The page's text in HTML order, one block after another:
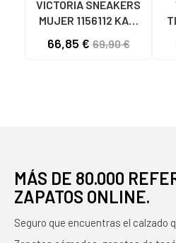
VICTORIA SNEAKERS
MUJER 1156112 KAKI
66,85 €69,90 €
MÁS DE 80.000
ZAPATOS ONLINE.
Seguro que encuentras el calzado